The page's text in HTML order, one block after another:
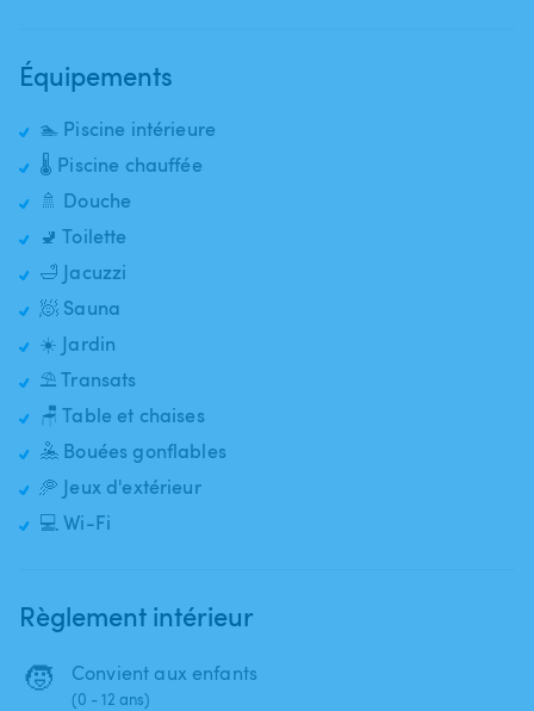
Équipements
🏊 Piscine intérieure
🌡️ Piscine chauffée
🚿 Douche
🚽 Toilette
🛁 Jacuzzi
🧖 Sauna
☀️ Jardin
⛱️ Transats
🪑 Table et chaises
🤽 Bouées gonflables
🥏 Jeux d'extérieur
💻 Wi-Fi
Règlement intérieur
🧒 Convient aux enfants
(0 - 12 ans)